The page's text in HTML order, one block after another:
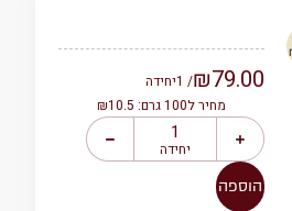
₪79.00
/ 1 יחידה
מחיר ל100 גרם: ₪10.5
יחידה
הוספה